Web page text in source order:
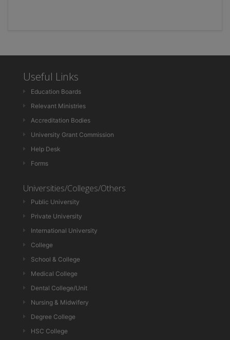
Useful Links
Education Boards
Relevant Ministries
Accreditation Bodies
University Grant Commission
Help Desk
Forms
Universities/Colleges/Others
Public University
Private University
International University
College
School & College
Medical College
Dental College/Unit
Nursing & Midwifery
Degree College
HSC College